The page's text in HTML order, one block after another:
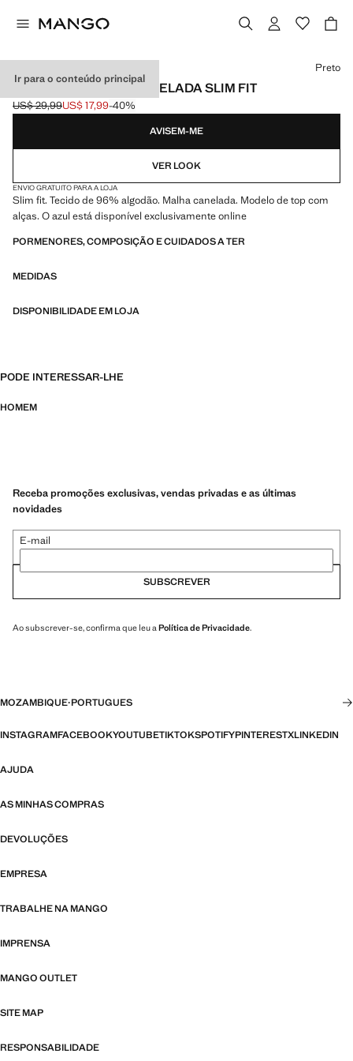
Ir para o conteúdo principal
T-SHIRT DE ALÇAS CANELADA SLIM FIT
Preço inicial riscado [US$ 29,99 ]
US$ 29,99
Preço atual [US$ 17,99 ]
US$ 17,99-40%
Selecione uma cor
Preto
AVISEM-ME
VER LOOK
ENVIO GRATUITO PARA A LOJA
Slim fit. Tecido de 96% algodão. Malha canelada. Modelo de top com
alças. O azul está disponível exclusivamente online
PORMENORES, COMPOSIÇÃO E CUIDADOS A TER
MEDIDAS
DISPONIBILIDADE EM LOJA
PODE INTERESSAR-LHE
HOMEM
Receba promoções exclusivas, vendas privadas e as últimas
novidades
E-mail
SUBSCREVER
Ao subscrever-se, confirma que leu a Política de Privacidade.
MOZAMBIQUE·PORTUGUES
INSTAGRAMFACEBOOKYOUTUBETIKTOKSPOTIFYPINTERESTXLINKEDIN
AJUDA
AS MINHAS COMPRAS
DEVOLUÇÕES
EMPRESA
TRABALHE NA MANGO
IMPRENSA
MANGO OUTLET
SITE MAP
RESPONSABILIDADE